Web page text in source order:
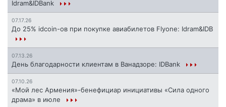
Idram&IDBank
07.17.26
До 25% idcoin-ов при покупке авиабилетов Flyone: Idram&IDB
07.13.26
День благодарности клиентам в Ванадзоре: IDBank
07.10.26
«Мой лес Армения»-бенефициар инициативы «Сила одного
драма» в июле